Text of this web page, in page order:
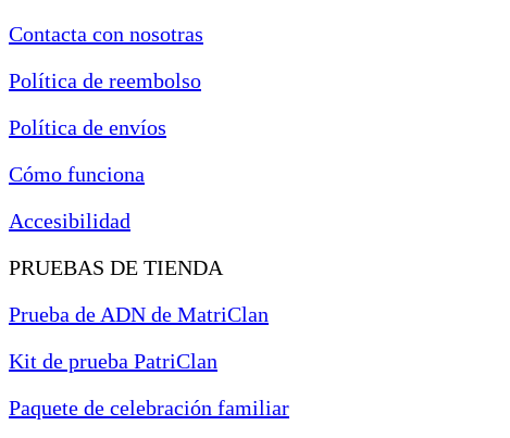
Contacta con nosotras
Política de reembolso
Política de envíos
Cómo funciona
Accesibilidad
PRUEBAS DE TIENDA
Prueba de ADN de MatriClan
Kit de prueba PatriClan
Paquete de celebración familiar